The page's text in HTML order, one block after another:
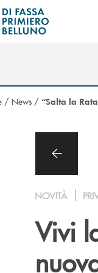
/ News / “Salta la
NOVITÀ
Vivi